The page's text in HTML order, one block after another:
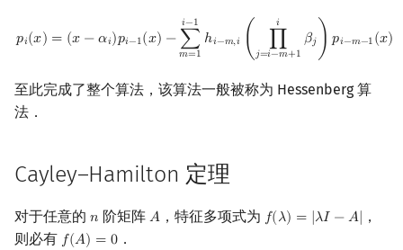
𝑝𝑖(𝑥) = (𝑥 −𝛼𝑖)𝑝𝑖−1(𝑥) −
𝑖−1
∑
𝑚=1
ℎ𝑖−𝑚,𝑖 (
𝑖
∏
𝑗=𝑖−𝑚+1
𝛽𝑗 ) 𝑝𝑖−𝑚−1(𝑥)
i−1h ∏j= −m+ p
至此完成了整个算法，该算法一般被称为 Hessenberg 算
法．
Cayley–Hamilton 定理
对于任意的 𝑛
n 阶矩阵 𝐴
A，特征多项式为 𝑓(𝜆) = |𝜆𝐼 −𝐴|
f(λ)= |λI −A|
，
则必有 𝑓(𝐴) = 0
f(A)= 0 ．